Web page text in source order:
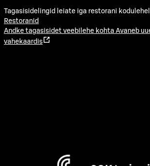
Tagasisidelingid leiate iga restorani
Restoranid
Andke tagasisidet veebilehe kohta Avaneb
vahekaardis